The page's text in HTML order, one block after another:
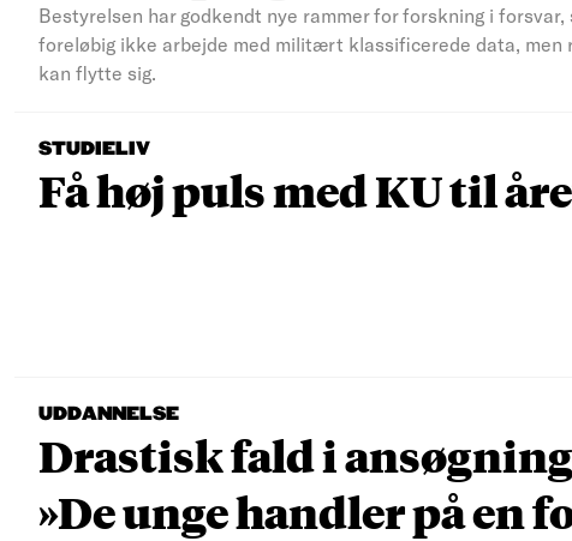
Bestyrelsen har godkendt nye rammer for forskning i
foreløbig ikke arbejde med militært klassificerede data,
kan flytte sig.
STUDIELIV
Få høj puls med KU til
UDDANNELSE
Drastisk fald i
»De unge handler på en